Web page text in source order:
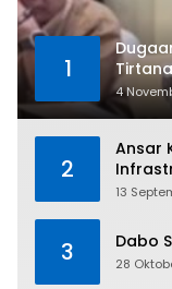
1
4
2
Ansar
13
3 Dabo
28